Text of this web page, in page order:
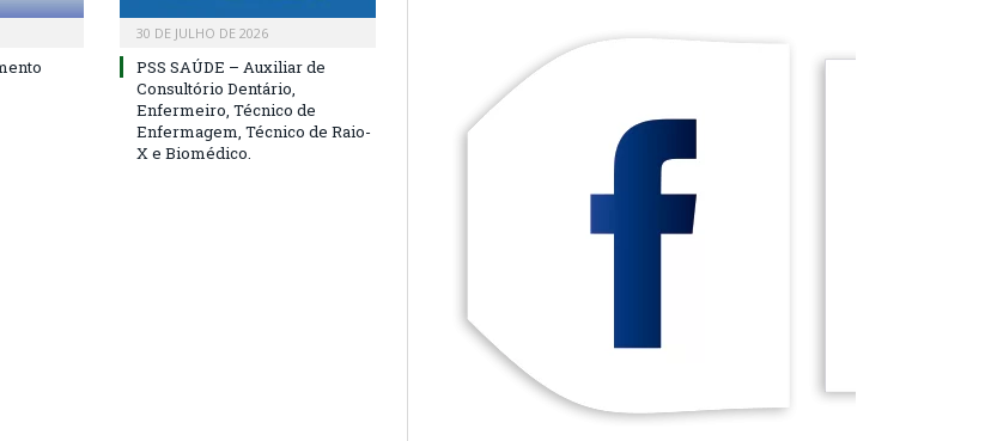
30 DE JULHO DE 2026
PSS SAÚDE – Auxiliar de
Consultório Dentário,
Enfermeiro, Técnico de
Enfermagem, Técnico de Raio-
X e Biomédico.